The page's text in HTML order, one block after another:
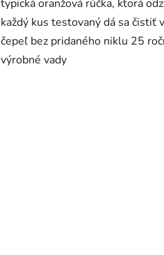
typická oranžová rúčka, ktorá
každý kus testovaný dá sa čistiť
čepeľ bez pridaného niklu 25
výrobné vady